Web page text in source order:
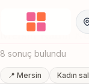
Anasayfa / /
Mersin Kadın
8 sonuç bulundu
📍 Mersin Kadın